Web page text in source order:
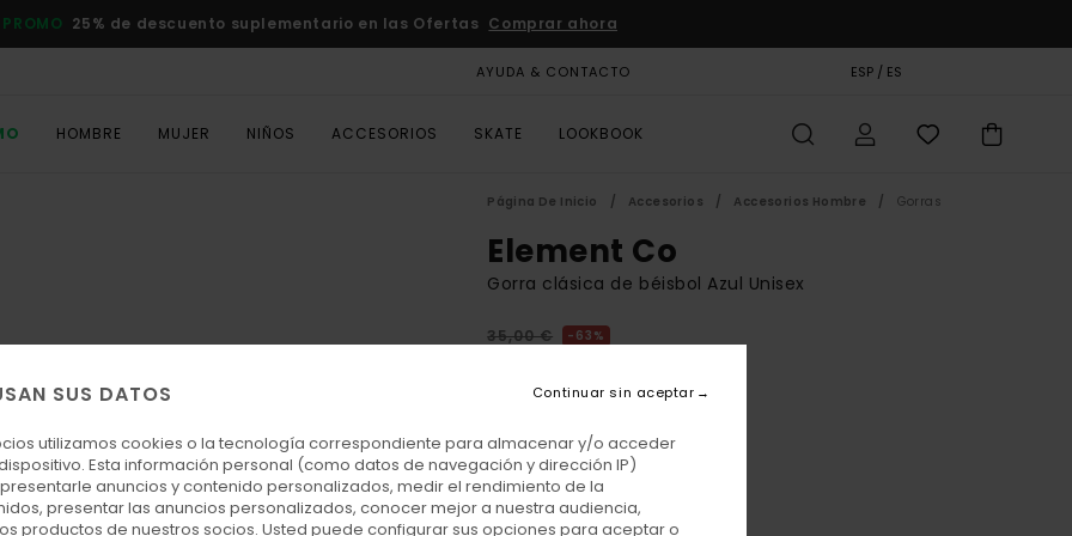
PROMO 25% de descuento suplementario en las Ofertas Comprar ahora
AYUDA & CONTACTO ESP / ES
HOMBRE MUJER NIÑOS ACCESORIOS SKATE LOOKBOOK
Página De Inicio Accesorios Accesorios Hombre Gorras
Element Co
Gorra clásica de béisbol Azul Unisex
35,00 € 63%
OFERTAS
DOBLE PROMO -25% EXTRA
ColorGalaxy Blue
SUS DATOS
utilizamos cookies o la tecnología correspondiente para almacenar y/o acceder
Esta información personal (como datos de navegación y dirección IP)
anuncios y contenido personalizados, medir el rendimiento de la
presentar las anuncios personalizados, conocer mejor a nuestra audiencia,
productos de nuestros socios. Usted puede configurar sus opciones para aceptar o
Continuar sin aceptar